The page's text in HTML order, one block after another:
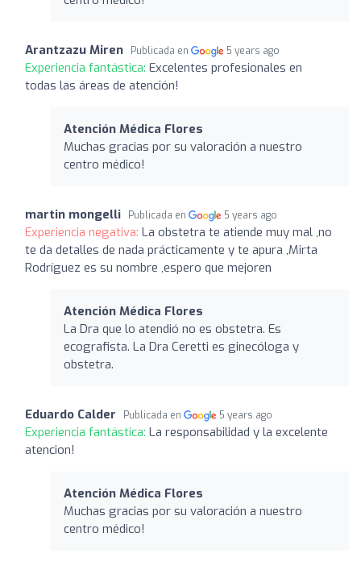
Arantzazu Miren Publicada en 5 years ago
Experiencia fantástica: Excelentes profesionales en
todas las áreas de atención!
Atención Médica Flores
Muchas gracias por su valoración a nuestro
centro médico!
martin mongelli Publicada en 5 years ago
Experiencia negativa: La obstetra te atiende muy mal ,no
te da detalles de nada prácticamente y te apura ,Mirta
Rodríguez es su nombre ,espero que mejoren
Atención Médica Flores
La Dra que lo atendió no es obstetra. Es
ecografista. La Dra Ceretti es ginecóloga y
obstetra.
Eduardo Calder Publicada en 5 years ago
Experiencia fantástica: La responsabilidad y la excelente
atencion!
Atención Médica Flores
Muchas gracias por su valoración a nuestro
centro médico!